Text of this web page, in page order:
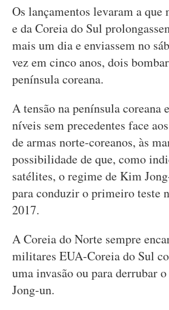
Os lançamentos levaram a
e da Coreia do Sul
mais um dia e enviassem no
vez em cinco anos, dois
península coreana.
A tensão na península coreana
níveis sem precedentes face
de armas norte-coreanos, às
possibilidade de que, como
satélites, o regime de Kim
para conduzir o primeiro teste
2017.
A Coreia do Norte sempre
militares EUA-Coreia do Sul
uma invasão ou para derrubar
Jong-un.